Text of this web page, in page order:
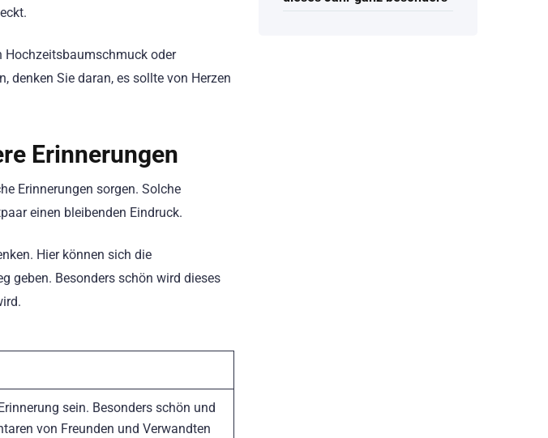
Hochzeitsbaumschmuck oder
denken Sie daran, es sollte von Herzen
Erinnerungen
Erinnerungen sorgen. Solche
einen bleibenden Eindruck.
Hier können sich die
geben. Besonders schön wird dieses
sein. Besonders schön und
von Freunden und Verwandten